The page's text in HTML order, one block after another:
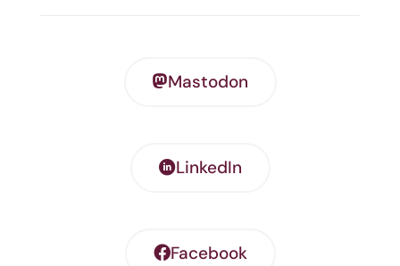
Mastodon
LinkedIn
Facebook